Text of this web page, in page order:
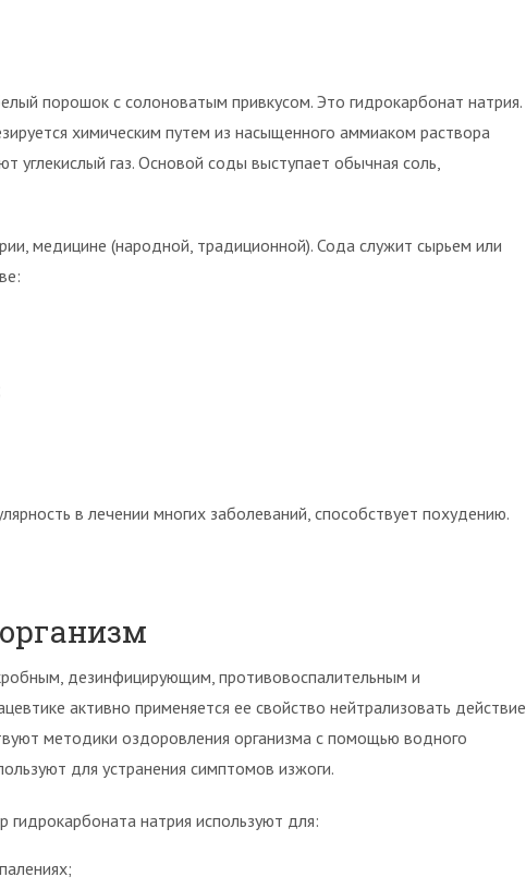
порошок с солоноватым привкусом. Это гидрокарбонат натрия.
химическим путем из насыщенного аммиаком раствора
углекислый газ. Основой соды выступает обычная соль,
медицине (народной, традиционной). Сода служит сырьем или
в лечении многих заболеваний, способствует похудению.
дезинфицирующим, противовоспалительным и
активно применяется ее свойство нейтрализовать действие
методики оздоровления организма с помощью водного
для устранения симптомов изжоги.
натрия используют для: